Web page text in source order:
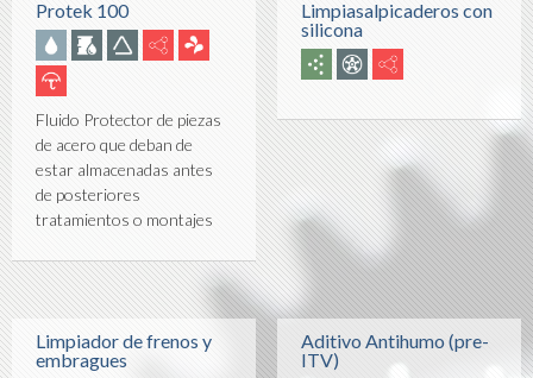
Protek 100
Fluido Protector de piezas
de acero que deban de
estar almacenadas antes
de posteriores
tratamientos o montajes
Limpiasalpicaderos con
silicona
Limpiador de frenos y
embragues
Aditivo Antihumo (pre-
ITV)